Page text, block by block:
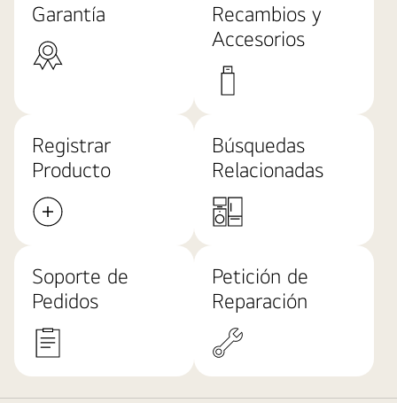
Garantía
Recambios y
Accesorios
Registrar
Producto
Búsquedas
Relacionadas
Soporte de
Pedidos
Petición de
Reparación